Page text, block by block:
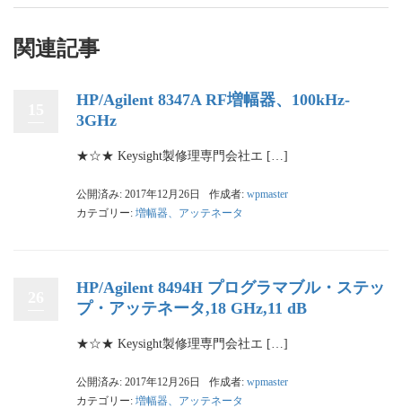
関連記事
HP/Agilent 8347A RF増幅器、100kHz-
3GHz
★☆★ Keysight製修理専門会社エ […]
公開済み: 2017年12月26日 作成者: wpmaster
カテゴリー: 増幅器、アッテネータ
HP/Agilent 8494H プログラマブル・ステッ
プ・アッテネータ,18 GHz,11 dB
★☆★ Keysight製修理専門会社エ […]
公開済み: 2017年12月26日 作成者: wpmaster
カテゴリー: 増幅器、アッテネータ